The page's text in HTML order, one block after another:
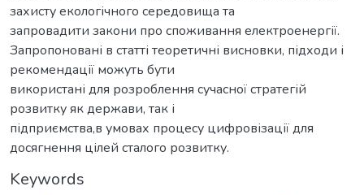
захисту екологічного середовища та
запровадити закони про споживання електроенергії.
Запропоновані в статті теоретичні висновки, підходи і
рекомендації можуть бути
використані для розроблення сучасної стратегій
розвитку як держави, так і
підприємства,в умовах процесу цифровізації для
досягнення цілей сталого розвитку.
Keywords